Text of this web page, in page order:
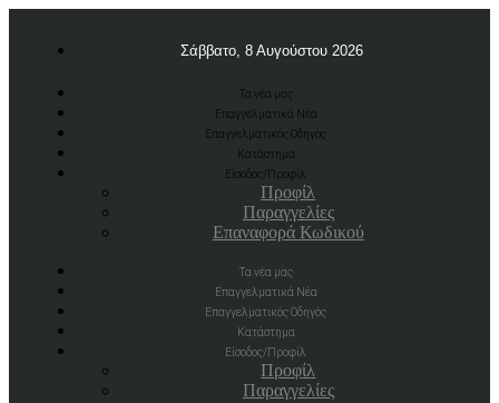
Σάββατο, 8 Αυγούστου 2026
Τα νέα μας
Επαγγελματικά Νέα
Επαγγελματικός Οδηγός
Κατάστημα
Είσοδος/Προφίλ
Προφίλ
Παραγγελίες
Επαναφορά Κωδικού
Τα νέα μας
Επαγγελματικά Νέα
Επαγγελματικός Οδηγός
Κατάστημα
Είσοδος/Προφίλ
Προφίλ
Παραγγελίες